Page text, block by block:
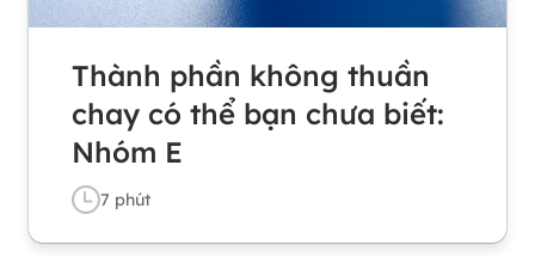
Thành phần không thuần
chay có thể bạn chưa biết:
Nhóm E
7 phút